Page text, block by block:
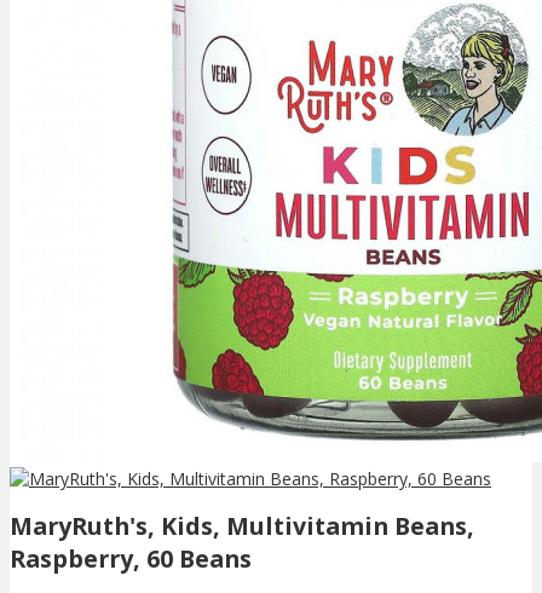
MaryRuth's, Kids, Multivitamin Beans,
Raspberry, 60 Beans